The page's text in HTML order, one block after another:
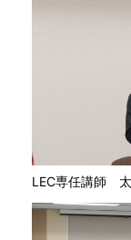
LEC専任講師